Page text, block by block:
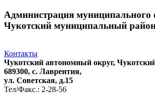
Администрация муниципального
Чукотский муниципальный
Контакты
Чукотский автономный округ,
689300, с. Лаврентия,
ул. Советская, д.15
Тел/Факс.: 2-28-56